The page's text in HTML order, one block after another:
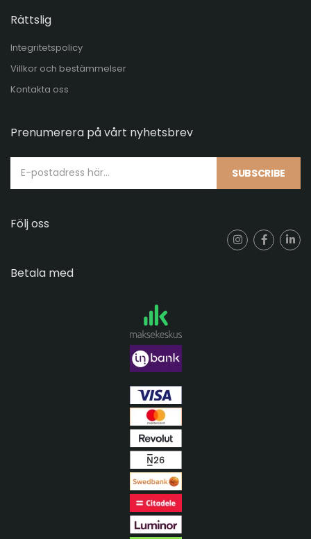
Rättslig
Integritetspolicy
Villkor och bestämmelser
Kontakta oss
Prenumerera på vårt nyhetsbrev
SUBSCRIBE
Följ oss
Betala med